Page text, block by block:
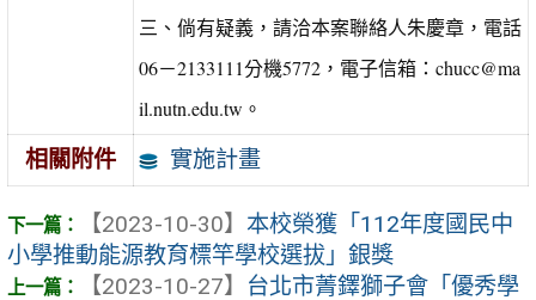
三、倘有疑義，請洽本案聯絡人朱慶章，電話
06－2133111分機5772，電子信箱：chucc@ma
il.nutn.edu.tw。
相關附件 實施計畫
【2023-10-30】 本校榮獲「112年度國民中
小學推動能源教育標竿學校選拔」銀獎
【2023-10-27】 台北市菁鐸獅子會「優秀學